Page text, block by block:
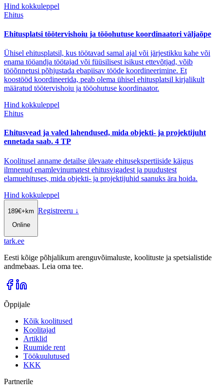
Hind kokkuleppel
Ehitus
Ehitusplatsi töötervishoiu ja tööohutuse koordinaatori väljaõpe
Ühisel ehitusplatsil, kus töötavad samal ajal või järjestikku kahe või
enama tööandja töötajad või füüsilisest isikust ettevõtjad, võib
tööõnnetusi põhjustada ebapiisav tööde koordineerimine. Et
koostööd koordineerida, peab olema ühisel ehitusplatsil kirjalikult
määratud töötervishoiu ja tööohutuse koordinaator.
Hind kokkuleppel
Ehitus
Ehitusvead ja valed lahendused, mida objekti- ja projektijuht
ennetada saab. 4 TP
Koolitusel anname detailse ülevaate ehitusekspertiiside käigus
ilmnenud enamlevinumatest ehitusvigadest ja puudustest
elamuehituses, mida objekti- ja projektijuhid saanuks ära hoida.
Hind kokkuleppel
189€+km
Online
Registreeru ↓
tark.ee
Eesti kõige põhjalikum arenguvõimaluste, koolituste ja spetsialistide
andmebaas. Leia oma tee.
Õppijale
Kõik koolitused
Koolitajad
Artiklid
Ruumide rent
Töökuulutused
KKK
Partnerile